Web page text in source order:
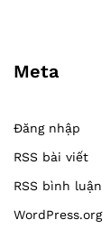
Meta
Đăng nhập
RSS bài viết
RSS bình luận
WordPress.org